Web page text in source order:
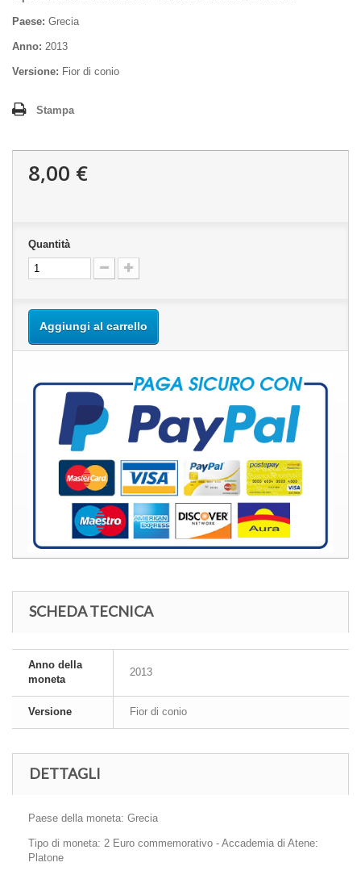
Paese: Grecia
Anno: 2013
Versione: Fior di conio
Stampa
8,00 €
Quantità
Aggiungi al carrello
SCHEDA TECNICA
Anno della
moneta
2013
Versione Fior di conio
DETTAGLI
Paese della moneta: Grecia
Tipo di moneta: 2 Euro commemorativo - Accademia di Atene:
Platone